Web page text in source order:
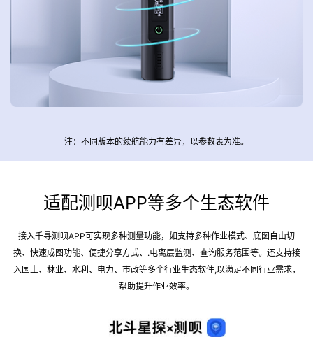
注：不同版本的续航能力有差异，以参数表为准。
适配测呗APP等多个生态软件
接入千寻测呗APP可实现多种测量功能，如支持多种作业模式、底图自由切
换、快速成图功能、便捷分享方式、.电离层监测、查询服务范围等。还支持接
入国土、林业、水利、电力、市政等多个行业生态软件,以满足不同行业需求，
帮助提升作业效率。